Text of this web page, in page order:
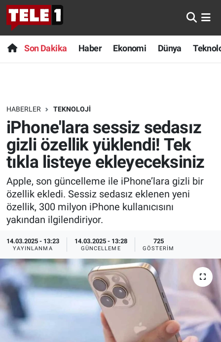
Son Dakika Haber Ekonomi Dünya
HABERLER TEKNOLOJI
iPhone'lara sessiz sedasız
gizli özellik yüklendi! Tek
tıkla listeye ekleyeceksiniz
Apple, son güncelleme ile iPhone’lara gizli bir
özellik ekledi. Sessiz sedasız eklenen yeni
özellik, 300 milyon iPhone kullanıcısını
yakından ilgilendiriyor.
14.03.2025 - 13:23
YAYINLANMA
14.03.2025 - 13:28
GÜNCELLEME
725
GÖSTERIM
Anında Manşet
Başka Sohbetler
Bilim turu
Bilim ve Teknoloji Evreni
Doğa Konuşuyor
Dünya
Ege Saati
Ege'den Esintiler
Eğitim
Eğlence
Ekonomi
Son Dakika
Haber
Dünya
Teknoloji
Sağlık
Spor
Yayın Akışı
İletişim
Nöbetçi Eczaneler
Hava Durumu
Trafik Durumu
Süper Lig Puan Durumu ve Fikstür
Tüm Manşetler
Son Dakika Haberleri
Haber Arşivi